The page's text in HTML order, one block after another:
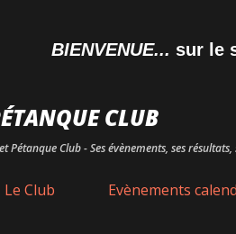
BIENVENUE...sur le site
CLUB
Pétanque Club - Ses évènements, ses
Le Club Evènements